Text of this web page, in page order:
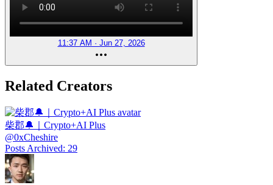
11:37 AM · Jun 27, 2026
Related Creators
柴郡🔔｜Crypto+AI Plus
@0xCheshire
Posts Archived: 29